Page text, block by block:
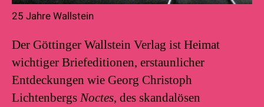
25 Jahre Wallstein
Der Göttinger Wallstein Verlag ist Heimat
wichtiger Briefeditionen, erstaunlicher
Entdeckungen wie Georg Christoph
Lichtenbergs Noctes, des skandalösen